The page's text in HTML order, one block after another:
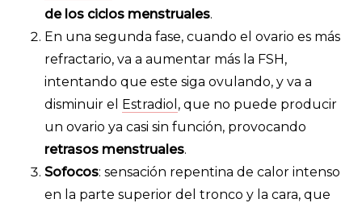
de los ciclos menstruales.
En una segunda fase, cuando el ovario es más
refractario, va a aumentar más la FSH,
intentando que este siga ovulando, y va a
disminuir el Estradiol , que no puede producir
un ovario ya casi sin función, provocando
retrasos menstruales.
Sofocos: sensación repentina de calor intenso
en la parte superior del tronco y la cara, que